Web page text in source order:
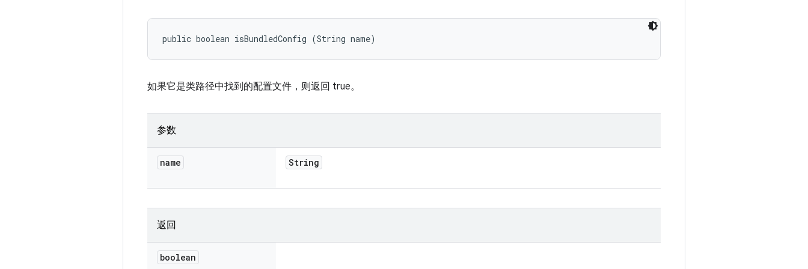
public boolean isBundledConfig (String name)
如果它是类路径中找到的配置文件，则返回 true。
参数
name String
返回
boolean